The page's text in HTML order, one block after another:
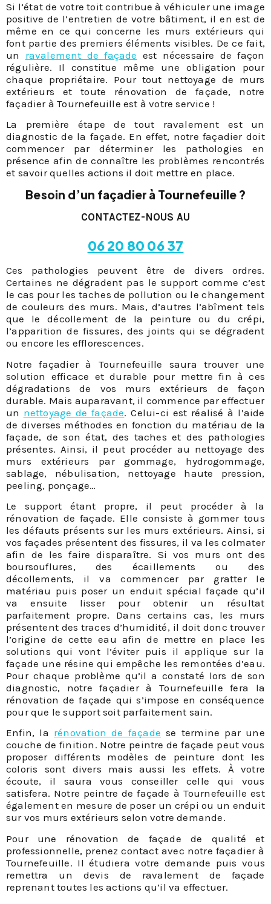
Si l’état de votre toit contribue à véhiculer une image
positive de l’entretien de votre bâtiment, il en est de
même en ce qui concerne les murs extérieurs qui
font partie des premiers éléments visibles. De ce fait,
un ravalement de façade est nécessaire de façon
régulière. Il constitue même une obligation pour
chaque propriétaire. Pour tout nettoyage de murs
extérieurs et toute rénovation de façade, notre
façadier à Tournefeuille est à votre service !
La première étape de tout ravalement est un
diagnostic de la façade. En effet, notre façadier doit
commencer par déterminer les pathologies en
présence afin de connaître les problèmes rencontrés
et savoir quelles actions il doit mettre en place.
Besoin d’un façadier à Tournefeuille ?
CONTACTEZ-NOUS AU
06 20 80 06 37
Ces pathologies peuvent être de divers ordres.
Certaines ne dégradent pas le support comme c’est
le cas pour les taches de pollution ou le changement
de couleurs des murs. Mais, d’autres l’abîment tels
que le décollement de la peinture ou du crépi,
l’apparition de fissures, des joints qui se dégradent
ou encore les efflorescences.
Notre façadier à Tournefeuille saura trouver une
solution efficace et durable pour mettre fin à ces
dégradations de vos murs extérieurs de façon
durable. Mais auparavant, il commence par effectuer
un nettoyage de façade. Celui-ci est réalisé à l’aide
de diverses méthodes en fonction du matériau de la
façade, de son état, des taches et des pathologies
présentes. Ainsi, il peut procéder au nettoyage des
murs extérieurs par gommage, hydrogommage,
sablage, nébulisation, nettoyage haute pression,
peeling, ponçage…
Le support étant propre, il peut procéder à la
rénovation de façade. Elle consiste à gommer tous
les défauts présents sur les murs extérieurs. Ainsi, si
vos façades présentent des fissures, il va les colmater
afin de les faire disparaître. Si vos murs ont des
boursouflures, des écaillements ou des
décollements, il va commencer par gratter le
matériau puis poser un enduit spécial façade qu’il
va ensuite lisser pour obtenir un résultat
parfaitement propre. Dans certains cas, les murs
présentent des traces d’humidité, il doit donc trouver
l’origine de cette eau afin de mettre en place les
solutions qui vont l’éviter puis il applique sur la
façade une résine qui empêche les remontées d’eau.
Pour chaque problème qu’il a constaté lors de son
diagnostic, notre façadier à Tournefeuille fera la
rénovation de façade qui s’impose en conséquence
pour que le support soit parfaitement sain.
Enfin, la rénovation de façade se termine par une
couche de finition. Notre peintre de façade peut vous
proposer différents modèles de peinture dont les
coloris sont divers mais aussi les effets. À votre
écoute, il saura vous conseiller celle qui vous
satisfera. Notre peintre de façade à Tournefeuille est
également en mesure de poser un crépi ou un enduit
sur vos murs extérieurs selon votre demande.
Pour une rénovation de façade de qualité et
professionnelle, prenez contact avec notre façadier à
Tournefeuille. Il étudiera votre demande puis vous
remettra un devis de ravalement de façade
reprenant toutes les actions qu’il va effectuer.